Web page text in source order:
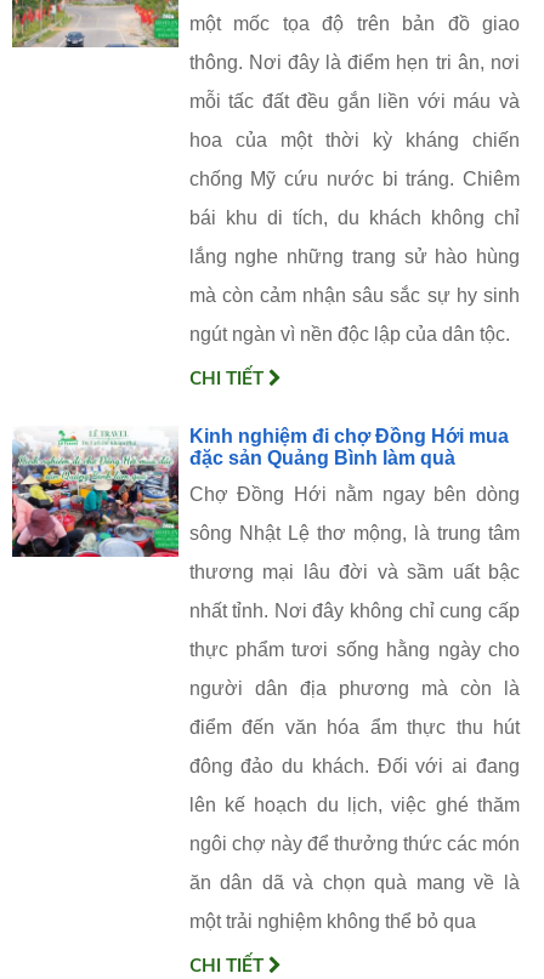
một mốc tọa độ trên bản đồ giao
thông. Nơi đây là điểm hẹn tri ân, nơi
mỗi tấc đất đều gắn liền với máu và
hoa của một thời kỳ kháng chiến
chống Mỹ cứu nước bi tráng. Chiêm
bái khu di tích, du khách không chỉ
lắng nghe những trang sử hào hùng
mà còn cảm nhận sâu sắc sự hy sinh
ngút ngàn vì nền độc lập của dân tộc.
CHI TIẾT
Kinh nghiệm đi chợ Đồng Hới mua
đặc sản Quảng Bình làm quà
Chợ Đồng Hới nằm ngay bên dòng
sông Nhật Lệ thơ mộng, là trung tâm
thương mại lâu đời và sầm uất bậc
nhất tỉnh. Nơi đây không chỉ cung cấp
thực phẩm tươi sống hằng ngày cho
người dân địa phương mà còn là
điểm đến văn hóa ẩm thực thu hút
đông đảo du khách. Đối với ai đang
lên kế hoạch du lịch, việc ghé thăm
ngôi chợ này để thưởng thức các món
ăn dân dã và chọn quà mang về là
một trải nghiệm không thể bỏ qua
CHI TIẾT